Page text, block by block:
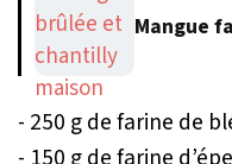
Mangue
- 250 g de farine de